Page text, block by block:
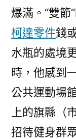
爆滿。“雙節
柯達零件錢
水瓶的處境
時，他感到
公共運動場
上的旗縣（
招待健身群